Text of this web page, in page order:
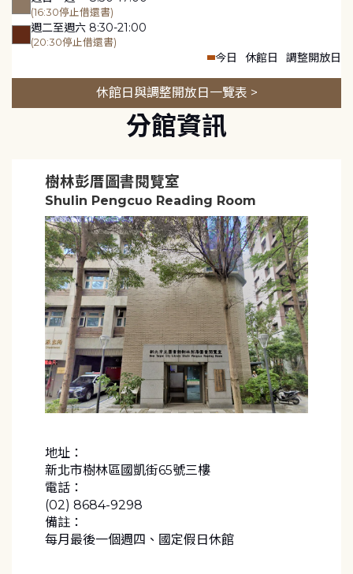
(16:30停止借還書)
週二至週六 8:30-21:00
(20:30停止借還書)
今日 休館日 調整開放日
休館日與調整開放日一覽表 >
分館資訊
樹林彭厝圖書閱覽室
Shulin Pengcuo Reading Room
地址：
新北市樹林區國凱街65號三樓
電話：
(02) 8684-9298
備註：
每月最後一個週四、國定假日休館